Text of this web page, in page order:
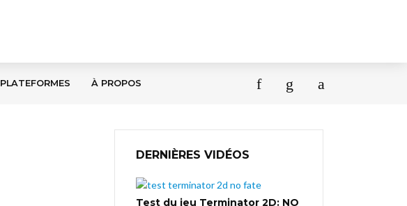
PLATEFORMES À PROPOS
DERNIÈRES VIDÉOS
Test du jeu Terminator 2D: NO